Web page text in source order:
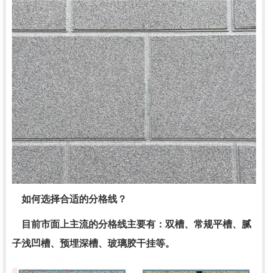
如何选择合适的分格线？
目前市面上主流的分格线主要有：双槽、常规平槽、腻
子浅凹槽、预埋深槽、玻璃胶干挂等。